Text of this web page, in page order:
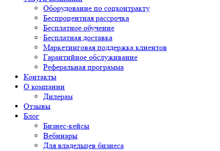
Оборудование по соцконтракту
Беспроцентная рассрочка
Бесплатное обучение
Бесплатная доставка
Маркетинговая поддержка клиентов
Гарантийное обслуживание
Реферальная программа
Контакты
О компании
Дилерам
Отзывы
Блог
Бизнес-кейсы
Вебинары
Для владельцев бизнеса